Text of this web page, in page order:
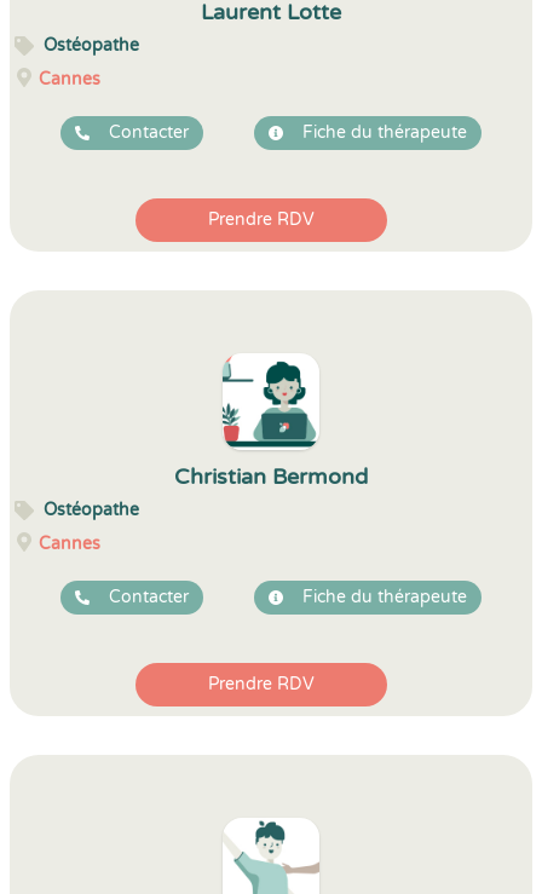
Laurent Lotte
Ostéopathe
Cannes
Contacter Fiche du thérapeute
Prendre RDV
Christian Bermond
Ostéopathe
Cannes
Contacter Fiche du thérapeute
Prendre RDV